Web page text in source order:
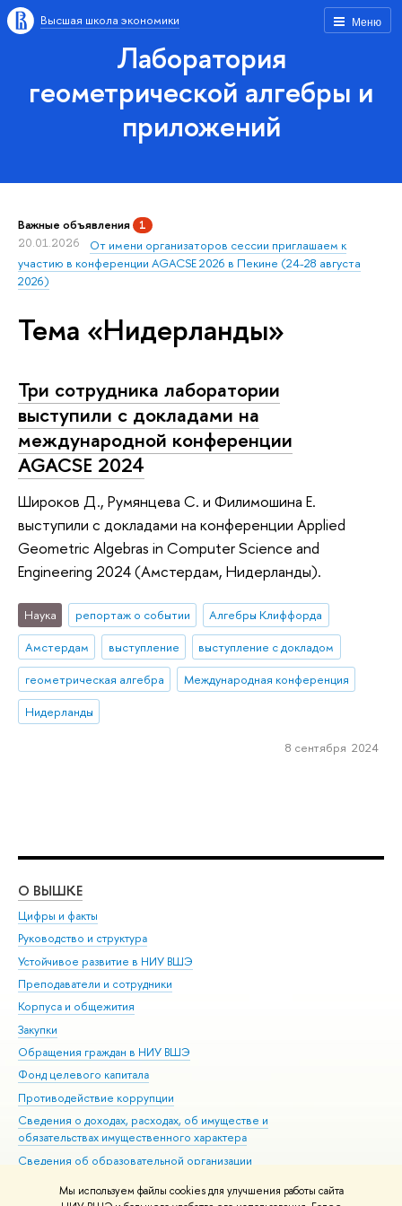
Мы используем файлы cookies для улучшения работы сайта
Меню
Высшая школа экономики
Лаборатория
геометрической алгебры и
приложений
Важные объявления 1
20.01.2026
От имени организаторов сессии приглашаем к
участию в конференции AGACSE 2026 в Пекине (24-28 августа
2026)
Тема «Нидерланды»
Три сотрудника лаборатории
выступили с докладами на
международной конференции
AGACSE 2024
Широков Д., Румянцева С. и Филимошина Е.
выступили с докладами на конференции Applied
Geometric Algebras in Computer Science and
Engineering 2024 (Амстердам, Нидерланды).
Наука репортаж о событии
Алгебры Клиффорда
Амстердам
выступление
выступление с докладом
геометрическая алгебра
Международная конференция
Нидерланды
8 сентября 2024
О ВЫШКЕ
Цифры и факты
Руководство и структура
Устойчивое развитие в НИУ ВШЭ
Преподаватели и сотрудники
Корпуса и общежития
Закупки
Обращения граждан в НИУ ВШЭ
Фонд целевого капитала
Противодействие коррупции
Сведения о доходах, расходах, об имуществе и
обязательствах имущественного характера
Сведения об образовательной организации
Людям с ограниченными возможностями здоровья